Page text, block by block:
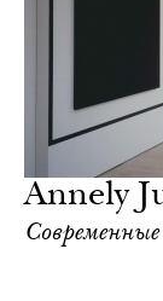
Annely